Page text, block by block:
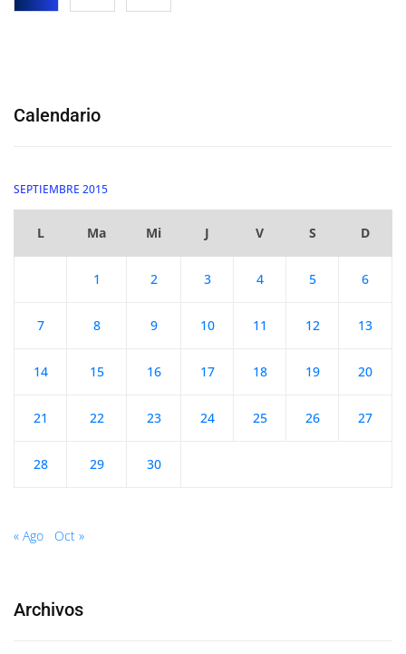
Calendario
SEPTIEMBRE 2015
L Ma Mi J V S D
1 2 3 4 5 6
7 8 9 10 11 12 13
14 15 16 17 18 19 20
21 22 23 24 25 26 27
28 29 30
« Ago Oct »
Archivos